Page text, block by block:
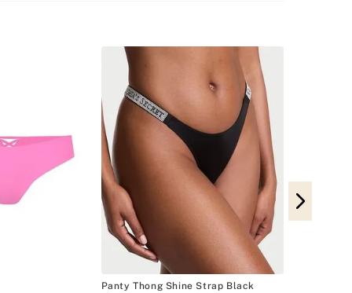
Panty Thong Shine Strap Black